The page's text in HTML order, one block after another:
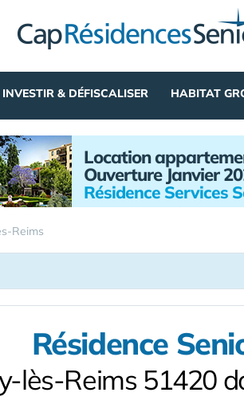
INVESTIR & DÉFISCALISER HABITAT
Location
Ouverture Janvier
Résidence Services
Reims
Résidence
lès-Reims 51420